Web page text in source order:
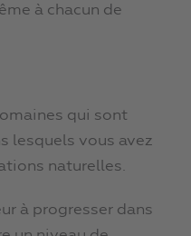
à chacun de
qui sont
lesquels vous avez
naturelles.
à progresser dans